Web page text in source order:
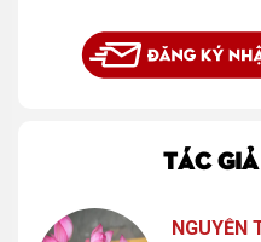
TÁC
NGUYỄN